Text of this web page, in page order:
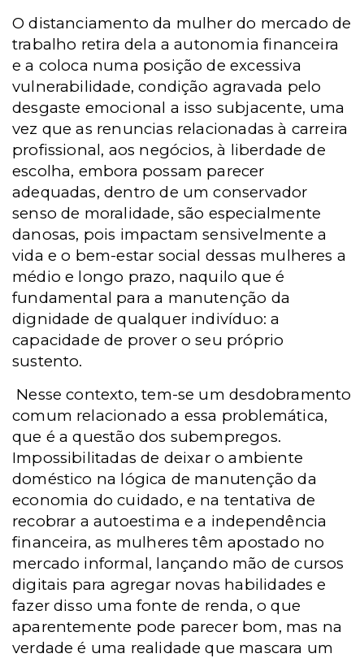
O distanciamento da mulher do mercado de
trabalho retira dela a autonomia financeira
e a coloca numa posição de excessiva
vulnerabilidade, condição agravada pelo
desgaste emocional a isso subjacente, uma
vez que as renuncias relacionadas à carreira
profissional, aos negócios, à liberdade de
escolha, embora possam parecer
adequadas, dentro de um conservador
senso de moralidade, são especialmente
danosas, pois impactam sensivelmente a
vida e o bem-estar social dessas mulheres a
médio e longo prazo, naquilo que é
fundamental para a manutenção da
dignidade de qualquer indivíduo: a
capacidade de prover o seu próprio
sustento.
Nesse contexto, tem-se um desdobramento
comum relacionado a essa problemática,
que é a questão dos subempregos.
Impossibilitadas de deixar o ambiente
doméstico na lógica de manutenção da
economia do cuidado, e na tentativa de
recobrar a autoestima e a independência
financeira, as mulheres têm apostado no
mercado informal, lançando mão de cursos
digitais para agregar novas habilidades e
fazer disso uma fonte de renda, o que
aparentemente pode parecer bom, mas na
verdade é uma realidade que mascara um